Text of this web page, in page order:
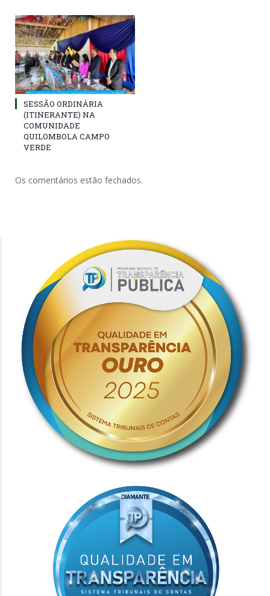
SESSÃO ORDINÁRIA
(ITINERANTE) NA
COMUNIDADE
QUILOMBOLA CAMPO
VERDE
Os comentários estão fechados.